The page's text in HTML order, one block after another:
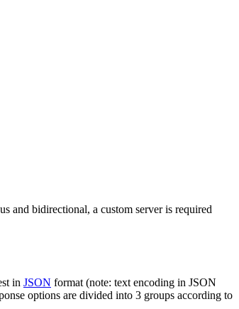
and bidirectional, a custom server is required
in JSON format (note: text encoding in JSON
options are divided into 3 groups according to